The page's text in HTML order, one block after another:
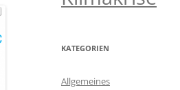
KATEGORIEN
Allgemeines